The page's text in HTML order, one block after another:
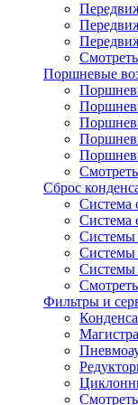
Поршневые
Сброс
Система
Система
Системы
Системы
Системы
Фильтры и